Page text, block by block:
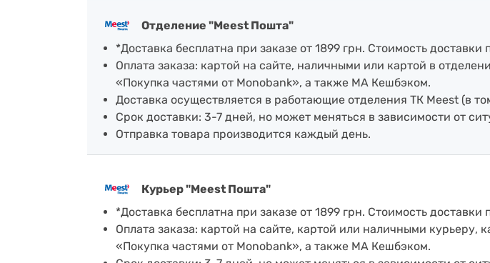
Отделение "Meest Пошта"
*Доставка бесплатна при заказе от 1899 грн. Стоимость доставки
Оплата заказа: картой на сайте, наличными или картой в
«Покупка частями от Monobank», а также МА Кешбэком.
Доставка осуществляется в работающие отделения ТК Meest (в
Срок доставки: 3-7 дней, но может меняться в зависимости от
Отправка товара производится каждый день.
Курьер "Meest Пошта"
*Доставка бесплатна при заказе от 1899 грн. Стоимость доставки
Оплата заказа: картой на сайте, картой или наличными
«Покупка частями от Monobank», а также МА Кешбэком.